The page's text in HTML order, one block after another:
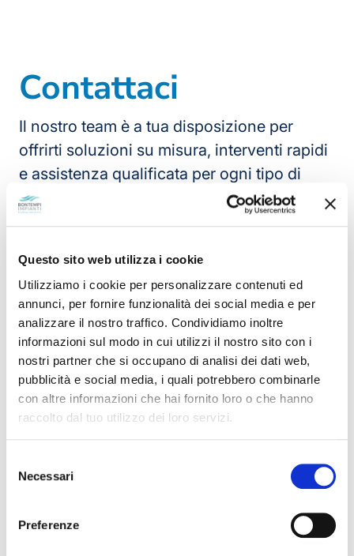
Questo sito web utilizza i cookie
Utilizziamo i cookie per personalizzare contenuti ed
annunci, per fornire funzionalità dei social media e per
analizzare il nostro traffico. Condividiamo inoltre
informazioni sul modo in cui utilizzi il nostro sito con i
nostri partner che si occupano di analisi dei dati web,
pubblicità e social media, i quali potrebbero combinarle
con altre informazioni che hai fornito loro o che hanno
raccolto dal tuo utilizzo dei loro servizi.
delNecessari
Preferenze
Contattaci
Il nostro team è a tua disposizione per
offrirti soluzioni su misura, interventi rapidi
e assistenza qualificata per ogni tipo di
impianto.
Saiano (BS)
+39
030 610351
Whatsapp:
030 610351
Email:
info@bontempiimpianti.it